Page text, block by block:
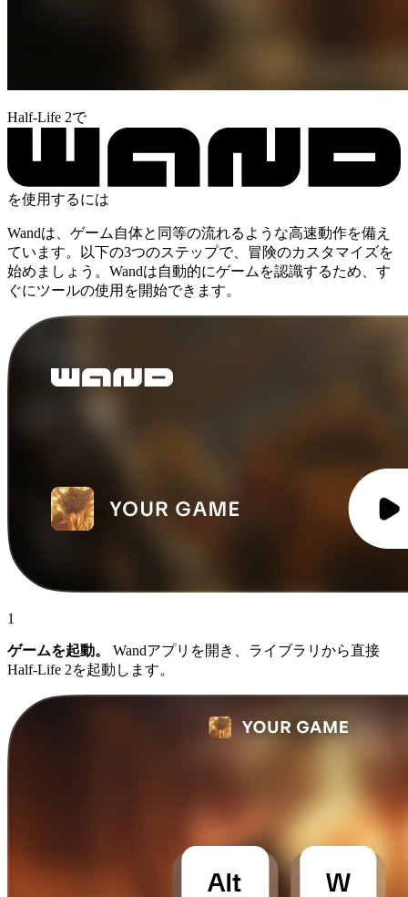
Half-Life 2で
を使用するには
Wandは、ゲーム自体と同等の流れるような高速動作を備え
ています。以下の3つのステップで、冒険のカスタマイズを
始めましょう。Wandは自動的にゲームを認識するため、す
ぐにツールの使用を開始できます。
1
ゲームを起動。
Wandアプリを開き、ライブラリから直接
Half-Life 2を起動します。